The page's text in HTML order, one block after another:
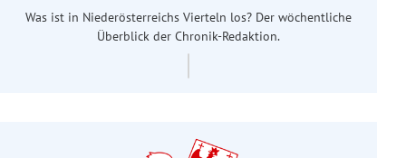
Was ist in Niederösterreichs Vierteln los? Der wöchentliche
Überblick der Chronik-Redaktion.